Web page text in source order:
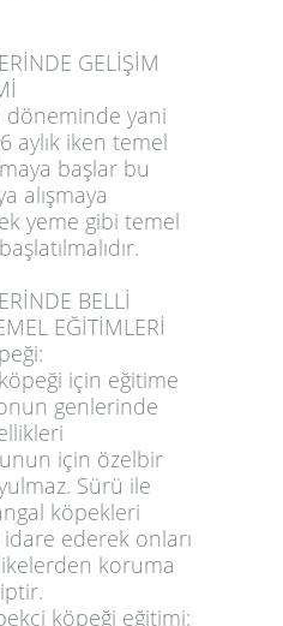
GELİŞİM
döneminde yani
aylık iken temel
başlar bu
alışmaya
yeme gibi temel
BELLİ
EĞİTİMLERİ
için eğitime
genlerinde
için özelbir
Sürü ile
köpekleri
ederek onları
koruma
köpeği eğitimi: